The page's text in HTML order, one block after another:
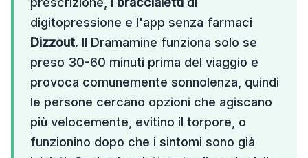
digitopressione e l'app senza farmaci
Dizzout. Il Dramamine funziona solo se
preso 30-60 minuti prima del viaggio e
provoca comunemente sonnolenza, quindi
le persone cercano opzioni che agiscano
più velocemente, evitino il torpore, o
funzionino dopo che i sintomi sono già